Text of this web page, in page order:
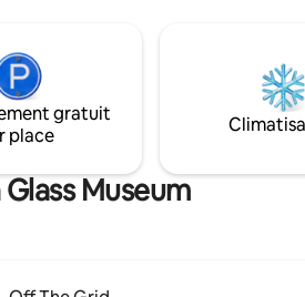
Cod !
!
avec un parking gratuit
comprennent : un foyer au
table de feu, une connexion
centraux et une douche
gratuit
place
Museum